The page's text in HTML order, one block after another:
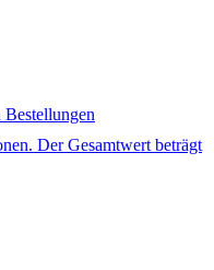
Bestellungen
Der Gesamtwert beträgt